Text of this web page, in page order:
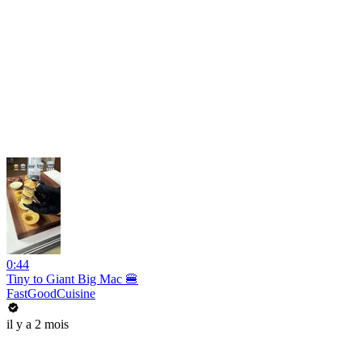
0:44
Tiny to Giant Big Mac 🍔
FastGoodCuisine
il y a 2 mois